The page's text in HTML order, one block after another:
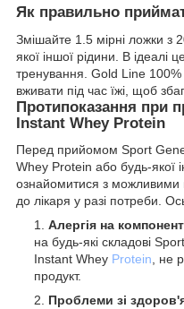
Як правильно
Змішайте 1.5 мірні ложки
якої іншої рідини. В ідеалі
тренування. Gold Line
вживати під час їжі, щоб
Протипоказання при
Instant Whey Protein
Перед прийомом Sport
Whey Protein або будь-якої
ознайомитися з можливими
до лікаря у разі потреби.
Алергія на
на будь-які складові
Instant Whey Protein, не
продукт.
Проблеми зі